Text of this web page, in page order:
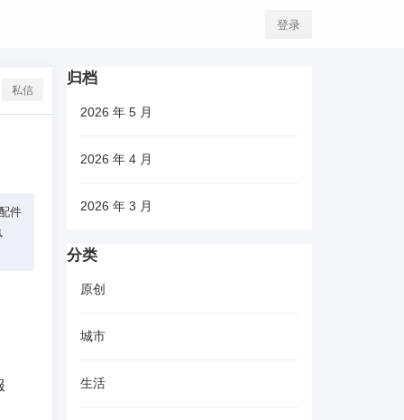
登录
私信
件
归档
2026 年 5 月
2026 年 4 月
2026 年 3 月
分类
原创
城市
生活